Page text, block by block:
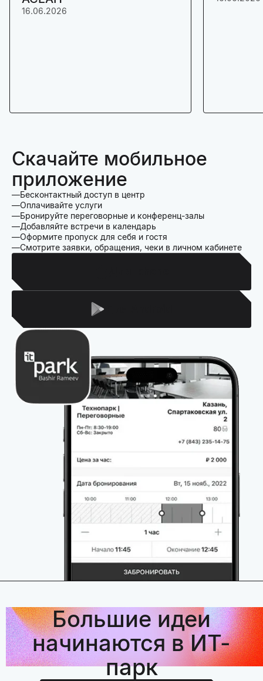
16.06.2026
Скачайте мобильное
приложение
Бесконтактный доступ в центр
Оплачивайте услуги
Бронируйте переговорные и конференц-залы
Добавляйте встречи в календарь
Оформите пропуск для себя и гостя
Смотрите заявки, обращения, чеки в личном кабинете
Большие идеи
начинаются в ИТ-
парк